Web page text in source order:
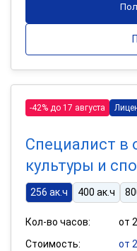
-42% до 17 августа
Специалист в
культуры и
256 ак.ч 400 ак.ч
Кол-во часов:
от
Стоимость:
от